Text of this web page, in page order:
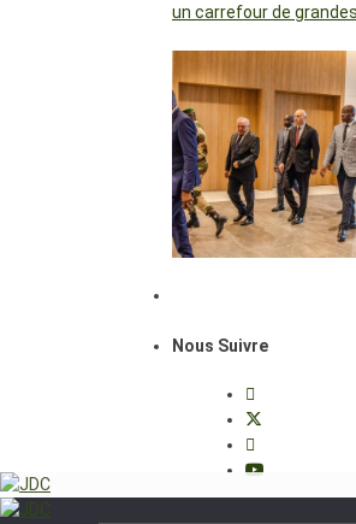
un carrefour de
Nous Suivre